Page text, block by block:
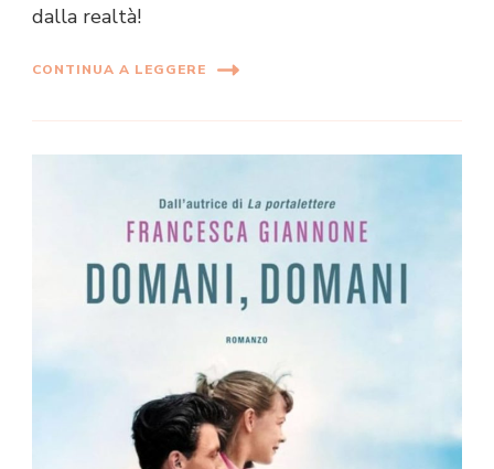
dalla realtà!
CONTINUA A LEGGERE